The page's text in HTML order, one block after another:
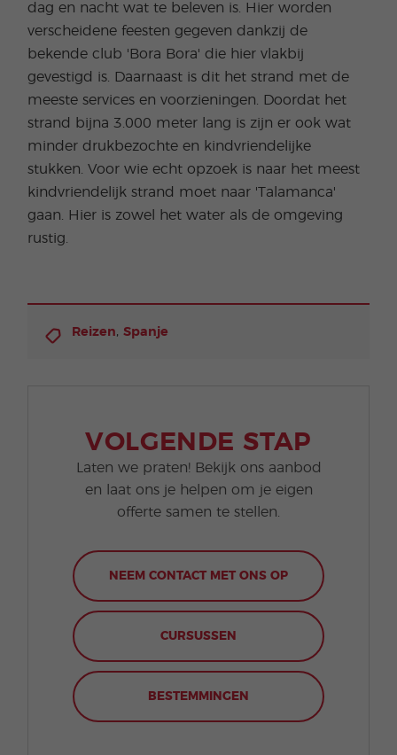
dag en nacht wat te beleven is. Hier worden
verscheidene feesten gegeven dankzij de
bekende club 'Bora Bora' die hier vlakbij
gevestigd is. Daarnaast is dit het strand met de
meeste services en voorzieningen. Doordat het
strand bijna 3.000 meter lang is zijn er ook wat
minder drukbezochte en kindvriendelijke
stukken. Voor wie echt opzoek is naar het meest
kindvriendelijk strand moet naar 'Talamanca'
gaan. Hier is zowel het water als de omgeving
rustig.
Reizen, Spanje
VOLGENDE STAP
Laten we praten! Bekijk ons aanbod
en laat ons je helpen om je eigen
offerte samen te stellen.
NEEM CONTACT MET ONS OP
CURSUSSEN
BESTEMMINGEN